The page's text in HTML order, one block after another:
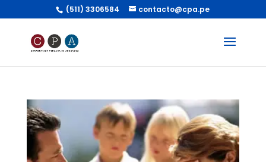
(511) 3306584 contacto@cpa.pe